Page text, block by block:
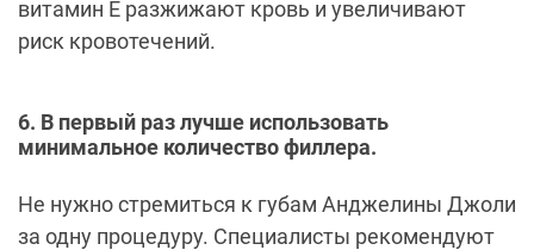
витамин Е разжижают кровь и увеличивают
риск кровотечений.
6. В первый раз лучше использовать
минимальное количество филлера.
Не нужно стремиться к губам Анджелины Джоли
за одну процедуру. Специалисты рекомендуют